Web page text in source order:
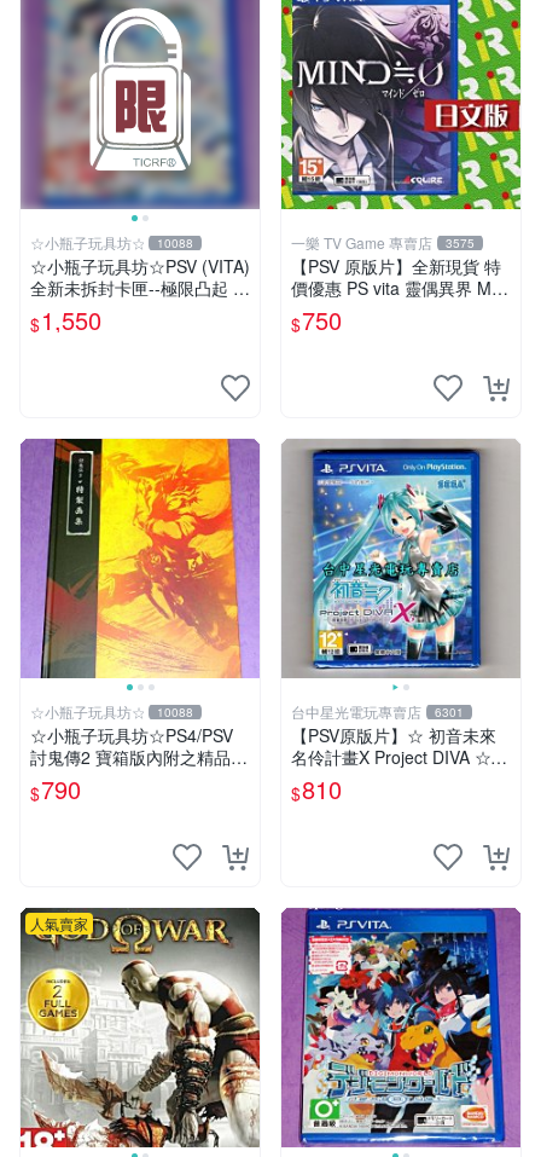
☆小瓶子玩具坊☆ 10088
☆小瓶子玩具坊☆PSV (VITA)
全新未拆封卡匣--極限凸起 萌
萌水晶 / 萌情水晶 中文版
$1,550
一樂 TV Game 專賣店 3575
【PSV 原版片】全新現貨 特
價優惠 PS vita 靈偶異界 MIN
D≒0 亞日版 日文版【台中一
樂電玩】
$750
☆小瓶子玩具坊☆ 10088
☆小瓶子玩具坊☆PS4/PSV
討鬼傳2 寶箱版內附之精品--
特製畫集 (無遊戲卡匣唷)
$790
台中星光電玩專賣店 6301
【PSV原版片】☆ 初音未來
名伶計畫X Project DIVA ☆中
文版全新品【台中星光電玩】
$810
人氣賣家